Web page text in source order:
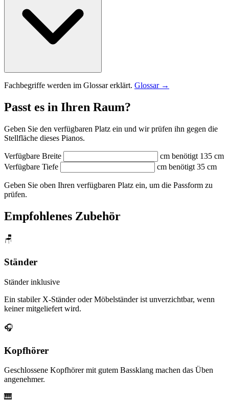
Fachbegriffe werden im Glossar erklärt. Glossar →
Passt es in Ihren Raum?
Geben Sie den verfügbaren Platz ein und wir prüfen ihn gegen die
Stellfläche dieses Pianos.
Verfügbare Breite cm benötigt 135 cm
Verfügbare Tiefe
cm benötigt 35 cm
Geben Sie oben Ihren verfügbaren Platz ein, um die Passform zu
prüfen.
Empfohlenes Zubehör
🪑
Ständer
Ständer inklusive
Ein stabiler X-Ständer oder Möbelständer ist unverzichtbar, wenn
keiner mitgeliefert wird.
🎧
Kopfhörer
Geschlossene Kopfhörer mit gutem Bassklang machen das Üben
angenehmer.
🎹